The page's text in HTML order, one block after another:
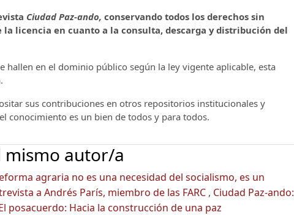
Ciudad Paz-ando, conservando todos los derechos sin
licencia en cuanto a la consulta, descarga y distribución del
hallen en el dominio público según la ley vigente aplicable, esta
sus contribuciones en otros repositorios institucionales y
conocimiento es un bien de todos y para todos.
mismo autor/a
agraria no es una necesidad del socialismo, es un
a Andrés París, miembro de las FARC , Ciudad Paz-ando:
posacuerdo: Hacia la construcción de una paz